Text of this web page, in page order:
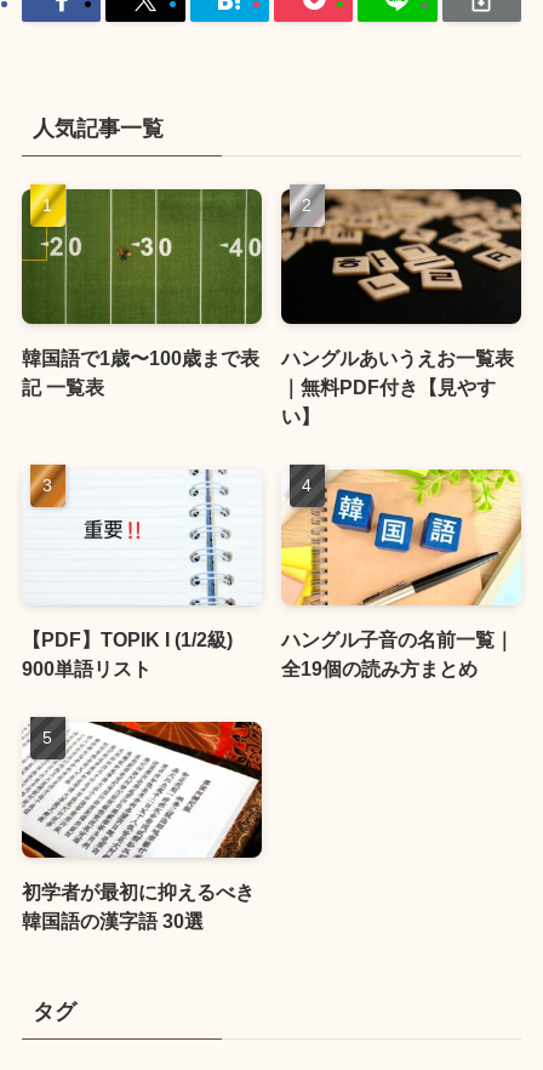
人気記事一覧
韓国語で1歳〜100歳まで表
記 一覧表
ハングルあいうえお一覧表
｜無料PDF付き【見やす
い】
【PDF】TOPIK I (1/2級)
900単語リスト
ハングル子音の名前一覧｜
全19個の読み方まとめ
初学者が最初に抑えるべき
韓国語の漢字語 30選
タグ